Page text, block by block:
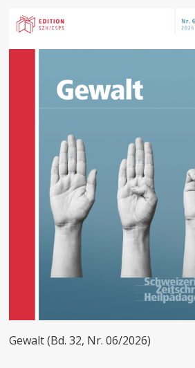
Gewalt (Bd. 32, Nr. 06/2026)